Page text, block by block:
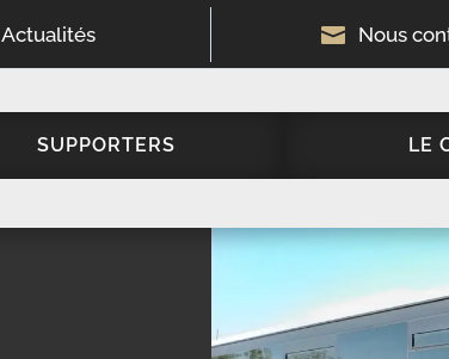
Actualités  Nous
SUPPORTERS LE